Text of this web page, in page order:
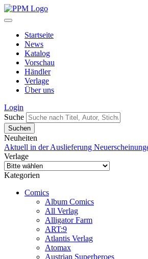
Startseite
News
Katalog
Vorschau
Händler
Verlage
Über uns
Login
Suche
Neuheiten
Aktuell in der Auslieferung
Verlage
Kategorien
Comics
Album Comics
All Verlag
Alligator Farm
ART:9
Atlantis Verlag
Atomax
Austrian Superheroes